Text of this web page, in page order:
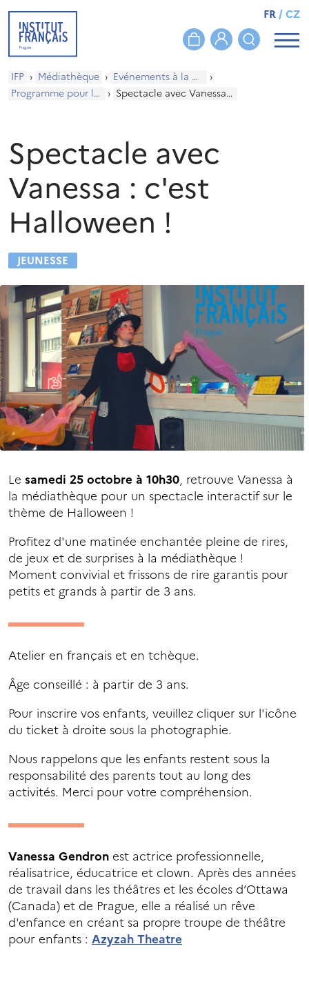
FR/CZ
IFP › Médiathèque › Evénements à la médiathèque
›
Programme pour les enfants › Spectacle avec Vanessa : c'est Halloween !
Spectacle avec
Vanessa : c'est
Halloween !
JEUNESSE
Le samedi 25 octobre à 10h30, retrouve Vanessa à
la médiathèque pour un spectacle interactif sur le
thème de Halloween !
Profitez d'une matinée enchantée pleine de rires,
de jeux et de surprises à la médiathèque !
Moment convivial et frissons de rire garantis pour
petits et grands à partir de 3 ans.
Atelier en français et en tchèque.
Âge conseillé : à partir de 3 ans.
Pour inscrire vos enfants, veuillez cliquer sur l'icône
du ticket à droite sous la photographie.
Nous rappelons que les enfants restent sous la
responsabilité des parents tout au long des
activités. Merci pour votre compréhension.
Vanessa Gendron est actrice professionnelle,
réalisatrice, éducatrice et clown. Après des années
de travail dans les théâtres et les écoles d’Ottawa
(Canada) et de Prague, elle a réalisé un rêve
d'enfance en créant sa propre troupe de théâtre
pour enfants : Azyzah Theatre